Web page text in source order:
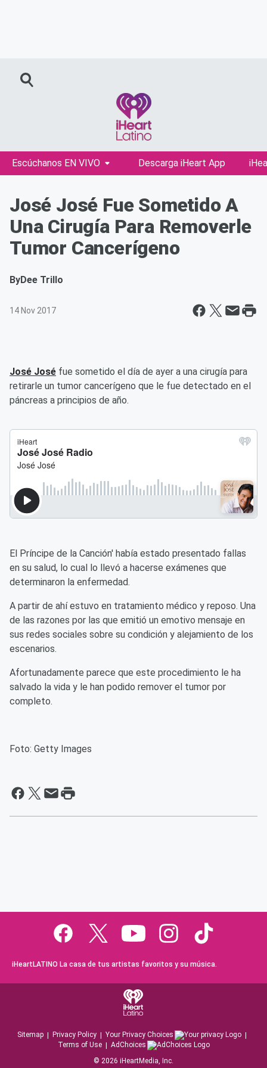
Escúchanos EN VIVO Descarga iHeart App
José José Fue Sometido A
Una Cirugía Para Removerle
Tumor Cancerígeno
ByDee Trillo
14 Nov 2017
José José fue sometido el día de ayer a una cirugía para
retirarle un tumor cancerígeno que le fue detectado en el
páncreas a principios de año.
El Príncipe de la Canción' había estado presentado fallas
en su salud, lo cual lo llevó a hacerse exámenes que
determinaron la enfermedad.
A partir de ahí estuvo en tratamiento médico y reposo. Una
de las razones por las que emitió un emotivo mensaje en
sus redes sociales sobre su condición y alejamiento de los
escenarios.
Afortunadamente parece que este procedimiento le ha
salvado la vida y le han podido remover el tumor por
completo.
Foto: Getty Images
iHeartLATINO La casa de tus artistas favoritos y su música.
Sitemap Privacy Policy
Your Privacy Choices
Terms of Use
AdChoices
© 2026 iHeartMedia, Inc.